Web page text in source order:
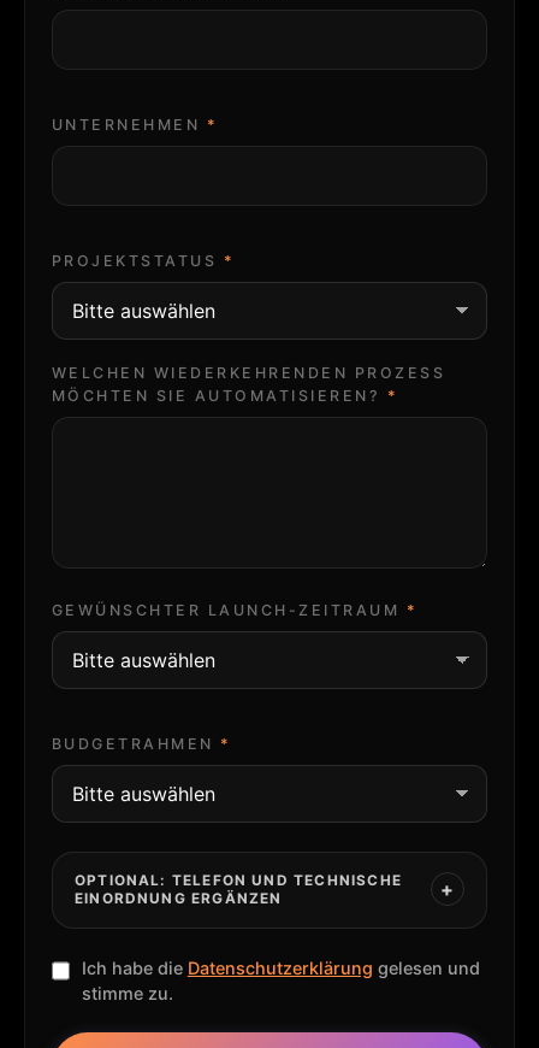
UNTERNEHMEN
PROJEKTSTATUS
WELCHEN WIEDERKEHRENDEN PROZESS
MÖCHTEN SIE AUTOMATISIEREN?
GEWÜNSCHTER LAUNCH-ZEITRAUM
BUDGETRAHMEN
OPTIONAL: TELEFON UND TECHNISCHE
EINORDNUNG ERGÄNZEN
Ich habe die Datenschutzerklärung gelesen und
stimme zu.